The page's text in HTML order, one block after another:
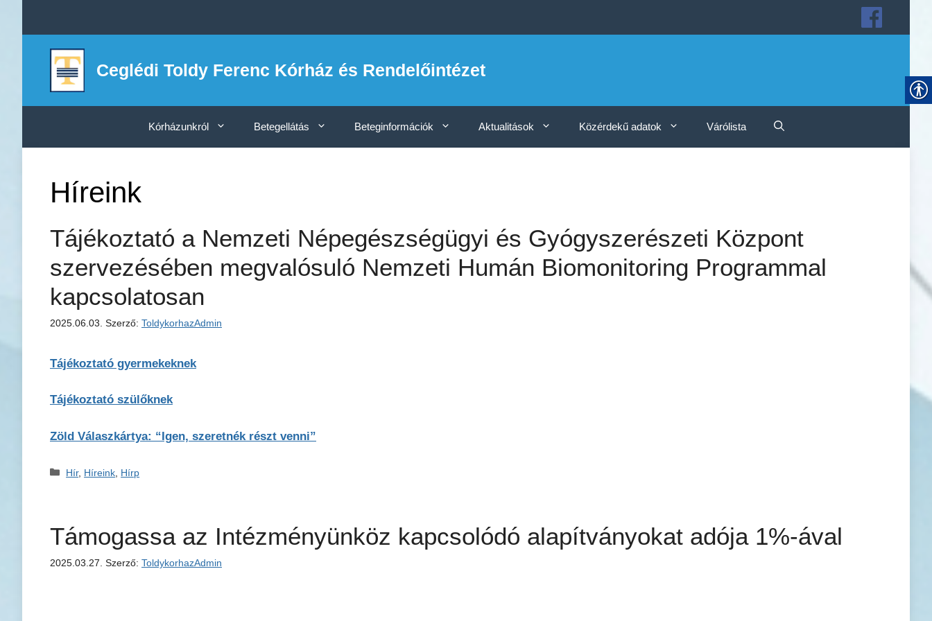
tartalomba
Ceglédi Toldy Ferenc Kórház és Rendelőintézet
Kórházunkról Betegellátás Beteginformációk Aktualitások Közérdekű adatok Várólista
Híreink
Tájékoztató a Nemzeti Népegészségügyi és Gyógyszerészeti Központ
szervezésében megvalósuló Nemzeti Humán Biomonitoring Programmal
kapcsolatosan
2025.06.03. Szerző: ToldykorhazAdmin
Tájékoztató gyermekeknek
Tájékoztató szülőknek
Zöld Válaszkártya: “Igen, szeretnék részt venni”
Kategória
Hír, Híreink Hírp
Támogassa az Intézményünköz kapcsolódó alapítványokat adója 1%-ával
2025.03.27. Szerző: ToldykorhazAdmin